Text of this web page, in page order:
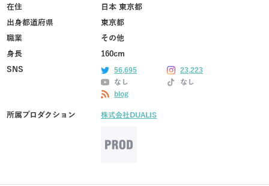
在住
日本 東京都
出身都道府県
東京都
職業
その他
身長
160cm
SNS
56,695
23,223
なし
なし
blog
所属プロダクション 株式会社DUALIS